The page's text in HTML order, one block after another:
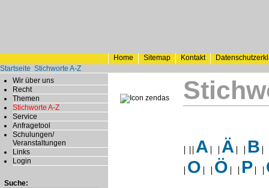
Home Sitemap Kontakt
Startseite Stichworte A-Z
Wir über uns
Recht
Themen
Stichworte A-Z
Service
Anfragetool
Schulungen/
Veranstaltungen
Links
Login
Suche:
A Ä
B
O
Ö P